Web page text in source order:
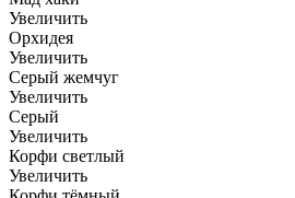
Увеличить
Орхидея
Увеличить
Серый жемчуг
Увеличить
Серый
Увеличить
Корфи светлый
Увеличить